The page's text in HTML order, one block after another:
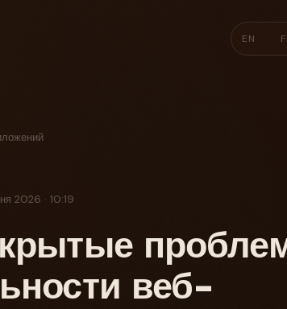
EN
2026 · 10:19
веб-